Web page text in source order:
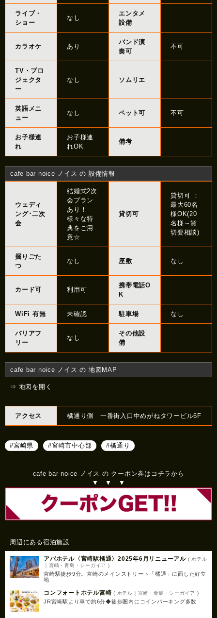
ライブ・
ショー
なし
エンタメ
設備
カラオケ あり
バンド演
奏可
不可
TV・プロ
ジェクタ
ー
なし ソムリエ
英語メニ
ュー
なし ペット可 不可
お子様連
れ
お子様連
れOK
備考
cafe bar noice ノイス の 設備情報
ウェディ
ング･二次
会
結婚式2次
会プラン
あり！
様々な特
典をご用
意☆
貸切可
貸切可 ：
最大60名
様OK(20
名様～貸
切要相談)
掘りごた
つ
なし 座敷 なし
カード可 利用可
携帯電話O
K
WiFi 有無 未確認 駐車場 なし
バリアフ
リー
なし
その他設
備
cafe bar noice ノイス の 地図MAP
⇒ 地図を開く
アクセス 橘通り側 一番街入口中めがねタワービル6F
#宮崎県 #宮崎市中心部 #橘通り
cafe bar noice ノイス の クーポン券はコチラから
▼ ▼ ▼
周辺にある宿泊施設
アパホテル〈宮崎駅橘通〉2025年6月リニューアル( ホテル
｜宮崎・青島・シーガイア )
宮崎駅徒歩9分。宮崎のメインストリート「橘通」に面した好立
地
コンフォートホテル宮崎 ( ホテル｜宮崎・青島・シーガイア )
JR宮崎駅より車で約6分◆徒歩圏内にコインパーキング多数